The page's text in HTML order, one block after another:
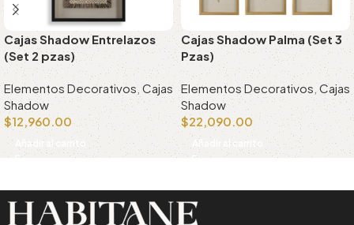
Cajas Shadow Entrelazos
(Set 2 pzas)
Elementos Decorativos,Cajas
Shadow
$12,960.00
Añadir al carrito
Cajas Shadow Palma (Set 3
Pzas)
Elementos Decorativos ,Cajas
Shadow
$22,090.00
Añadir al carrito